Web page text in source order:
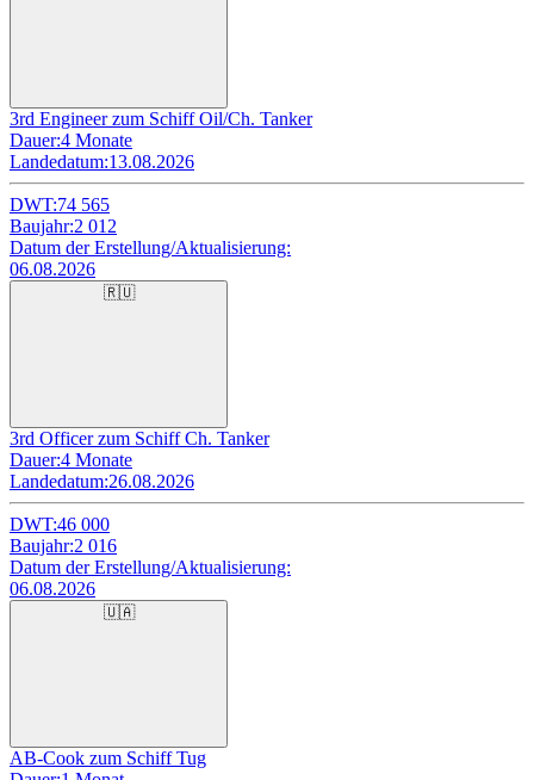
3rd Engineer zum Schiff Oil/Ch. Tanker
Dauer:4 Monate
Landedatum:13.08.2026
DWT:74 565
Baujahr:2 012
Datum der Erstellung/Aktualisierung:
06.08.2026
🇷🇺
3rd Officer zum Schiff Ch. Tanker
Dauer:4 Monate
Landedatum:26.08.2026
DWT:46 000
Baujahr:2 016
Datum der Erstellung/Aktualisierung:
06.08.2026
🇺🇦
AB-Cook zum Schiff Tug